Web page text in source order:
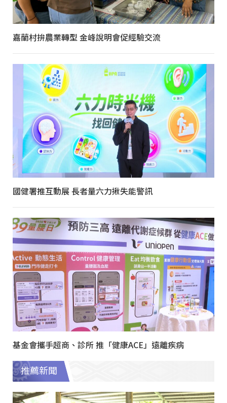
嘉蘭村拚農業轉型 金峰說明會促經驗交流
國健署推互動展 長者量六力揪失能警訊
基金會攜手超商、診所 推「健康ACE」遠離疾病
推薦新聞